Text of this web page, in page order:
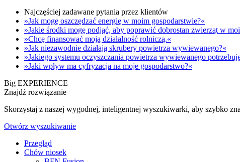
Najczęściej zadawane pytania przez klientów
»Jak mogę oszczędzać energię w moim gospodarstwie?«
»Jakie środki mogę podjąć, aby poprawić dobrostan zwierząt w
»Chcę finansować moją działalność rolniczą.«
»Jak niezawodnie działają skrubery powietrza wywiewanego?«
»Jakiego systemu oczyszczania powietrza wywiewanego
»Jaki wpływ ma cyfryzacja na moje gospodarstwo?«
Big EXPERIENCE
Znajdź rozwiązanie
Skorzystaj z naszej wygodnej, inteligentnej wyszukiwarki, aby szybko
Otwórz wyszukiwanie
Przegląd
Chów niosek